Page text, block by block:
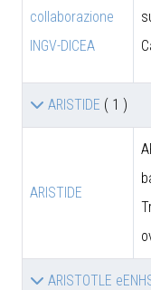
collaborazione
INGV-DICEA
ARISTIDE ( 1 )
ARISTIDE
ARISTOTLE